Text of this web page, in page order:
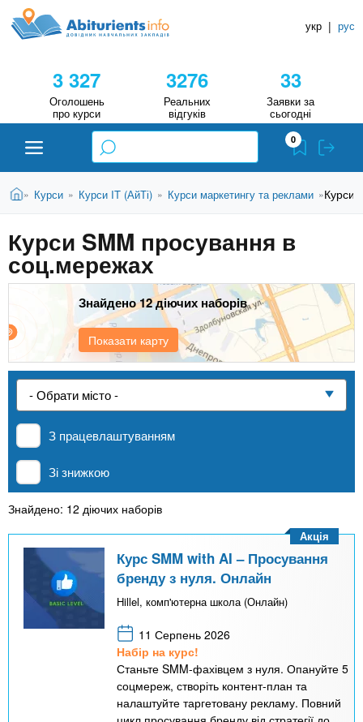
д
A
i
t
u
r
i
e
n
t
s
.
i
n
о
н
к
Н
в
ч
а
ь
и
л
а
д
3 327
Оголошень
про курси
3276
Реальних
відгуків
33
Заявки за
сьогодні
укр | рус
Абітурієнту
ЗВО (ВНЗ)
Коледжі
Курси
MBA
Онлайн курси
За кордоном
0
В
т
у
т
Головна
» Курси » Курси IT (АйТі) » Курси маркетингу та реклами »Курси
Курси SMM просування в
соц.мережах
Показати карту
Знайдено 12 діючих наборів
З працевлаштуванням
Зі знижкою
Знайдено: 12 діючих наборів
Курс SMM with AI – Просування
бренду з нуля. Онлайн
Hillel, комп'ютерна школа (Онлайн)
11 Серпень 2026
Набір на курс!
Станьте SMM-фахівцем з нуля. Опануйте 5
соцмереж, створіть контент-план та
налаштуйте таргетовану рекламу. Повний
Акція